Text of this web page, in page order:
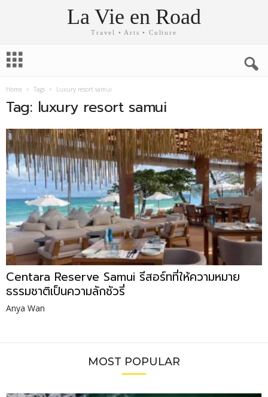
La Vie en Road
Travel • Arts • Culture
Home Tags Luxury resort samui
Tag: luxury resort samui
Centara Reserve Samui รีสอร์ทที่ให้ความหมาย
ธรรมชาติเป็นความลักชัวรี่
Anya Wan
MOST POPULAR